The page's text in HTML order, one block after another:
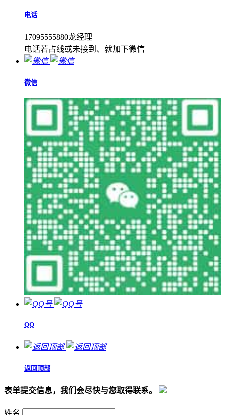
电话
17095555880龙经理
电话若占线或未接到、就加下微信
微信
QQ
返回顶部
表单提交信息，我们会尽快与您取得联系。